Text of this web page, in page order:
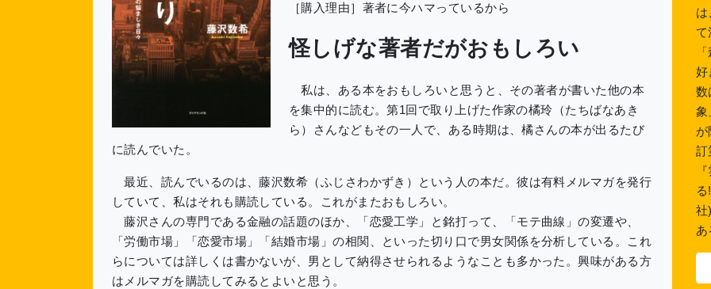
［購入理由］著者に今ハマっているから
怪しげな著者だがおもしろい
私は、ある本をおもしろいと思うと、その著者が書いた他の本
を集中的に読む。第1回で取り上げた作家の橘玲（たちばなあき
ら）さんなどもその一人で、ある時期は、橘さんの本が出るたび
に読んでいた。
最近、読んでいるのは、藤沢数希（ふじさわかずき）という人の本だ。彼は有料メルマガを発行
していて、私はそれも購読している。これがまたおもしろい。
藤沢さんの専門である金融の話題のほか、「恋愛工学」と銘打って、「モテ曲線」の変遷や、
「労働市場」「恋愛市場」「結婚市場」の相関、といった切り口で男女関係を分析している。これ
らについては詳しくは書かないが、男として納得させられるようなことも多かった。興味がある方
はメルマガを購読してみるとよいと思う。
て
好
数
象
訂
社
あ